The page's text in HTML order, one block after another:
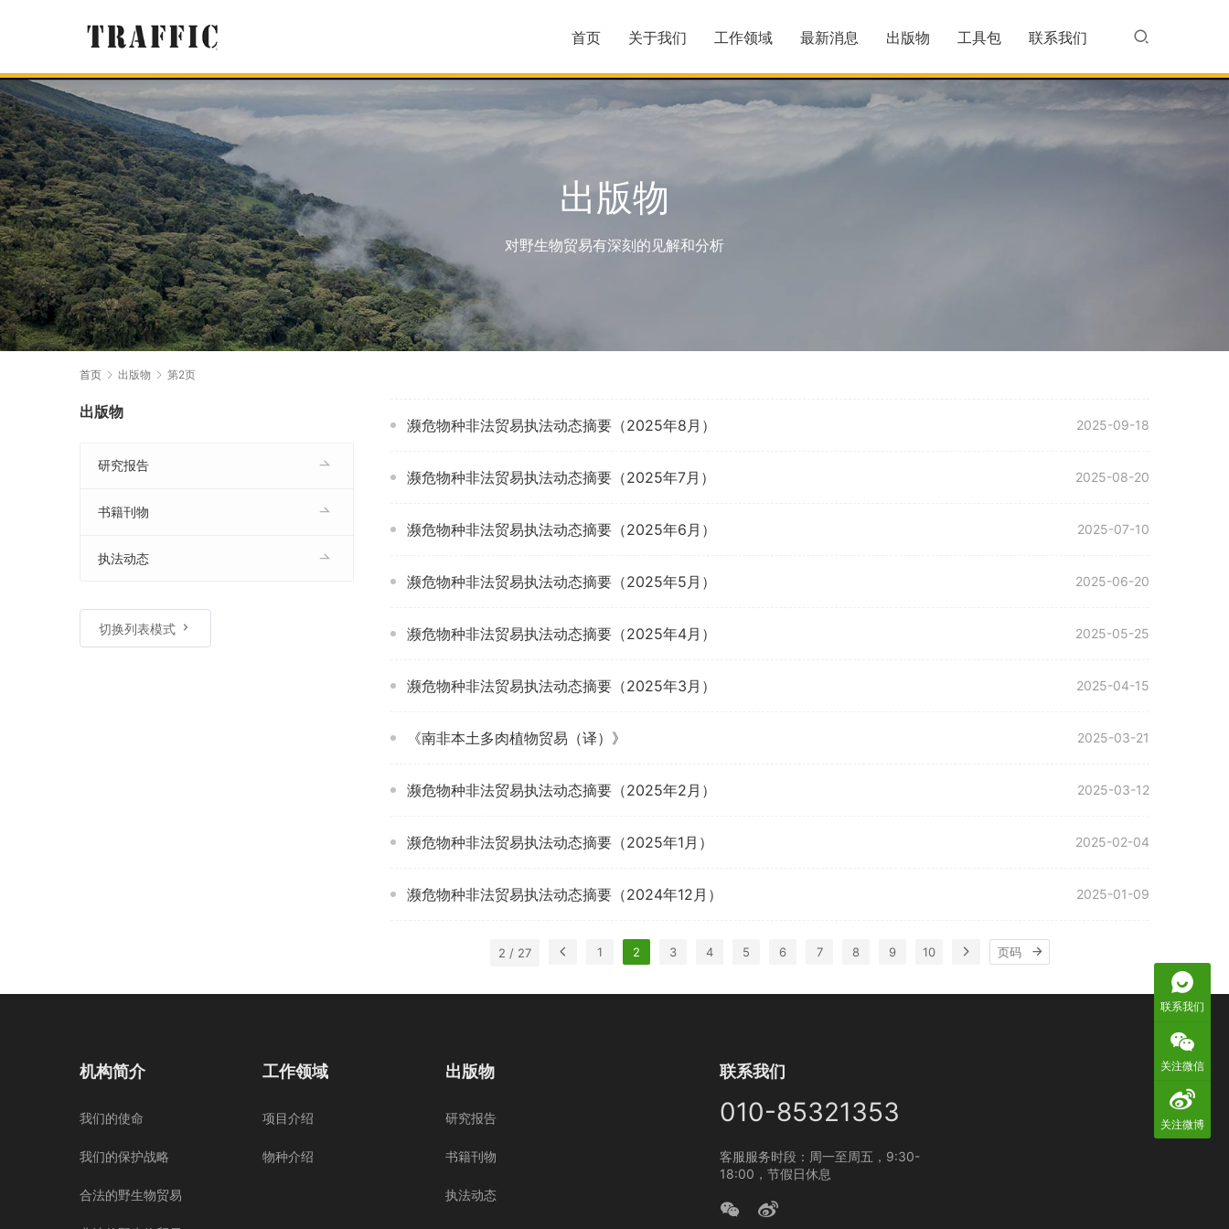
首页 关于我们 工作领域 最新消息 出版物 工具包 联系我们
出版物
对野生物贸易有深刻的见解和分析
首页 出版物 第2页
2025-09-18
濒危物种非法贸易执法动态摘要（2025年8月）
2025-08-20
濒危物种非法贸易执法动态摘要（2025年7月）
2025-07-10
濒危物种非法贸易执法动态摘要（2025年6月）
2025-06-20
濒危物种非法贸易执法动态摘要（2025年5月）
2025-05-25
濒危物种非法贸易执法动态摘要（2025年4月）
2025-04-15
濒危物种非法贸易执法动态摘要（2025年3月）
2025-03-21
《南非本土多肉植物贸易（译）》
2025-03-12
濒危物种非法贸易执法动态摘要（2025年2月）
2025-02-04
濒危物种非法贸易执法动态摘要（2025年1月）
2025-01-09
濒危物种非法贸易执法动态摘要（2024年12月）
2 / 27 1 2 3 4 5 6 7 8 9 10
出版物
研究报告
书籍刊物
执法动态
切换列表模式
机构简介
我们的使命
我们的保护战略
合法的野生物贸易
工作领域
项目介绍
物种介绍
出版物
研究报告
书籍刊物
执法动态
联系我们
010-85321353
客服服务时段：周一至周五，9:30-
18:00，节假日休息
联系我们
关注微信
关注微博